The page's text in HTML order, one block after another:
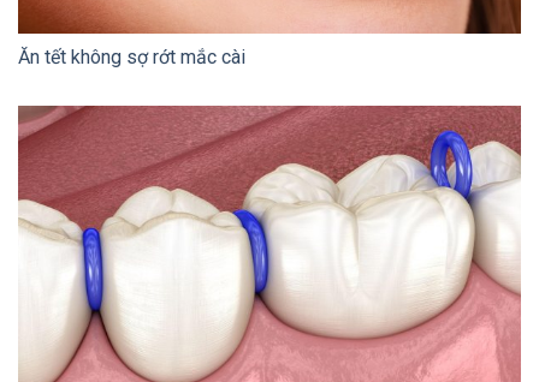
Ăn tết không sợ rớt mắc cài